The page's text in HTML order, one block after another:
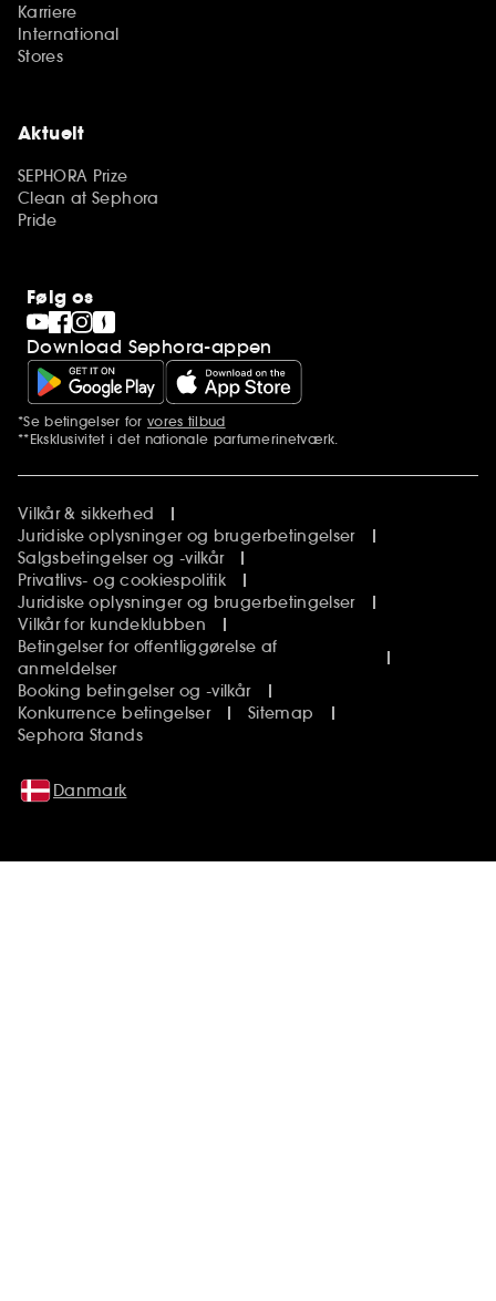
Karriere
International
Stores
Aktuelt
SEPHORA Prize
Clean at Sephora
Pride
Følg os
Download Sephora-appen
Yderligere bemærkninger
*Se betingelser for vores tilbud
**Eksklusivitet i det nationale parfumerinetværk.
Vilkår & sikkerhed
Juridiske oplysninger og brugerbetingelser
Salgsbetingelser og -vilkår
Privatlivs- og cookiespolitik
Juridiske oplysninger og brugerbetingelser
Vilkår for kundeklubben
Betingelser for offentliggørelse af
anmeldelser
Booking betingelser og -vilkår
Konkurrence betingelser
Sitemap
Sephora Stands
Danmark